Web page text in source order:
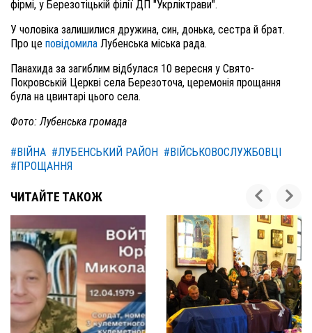
фірмі, у Березотіцькій філії ДП "Укрліктрави".
У чоловіка залишилися дружина, син, донька, сестра й брат.
Про це повідомила Лубенська міська рада.
Панахида за загиблим відбулася 10 вересня у Свято-
Покровській Церкві села Березоточа, церемонія прощання
була на цвинтарі цього села.
Фото: Лубенська громада
#ВІЙНА #ЛУБЕНСЬКИЙ РАЙОН #ВІЙСЬКОВОСЛУЖБОВЦІ
#ПРОЩАННЯ
ЧИТАЙТЕ ТАКОЖ